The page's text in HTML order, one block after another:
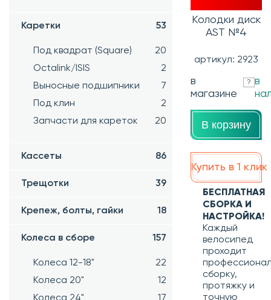
Каретки 53
Под квадрат (Square)
20
Octalink/ISIS
2
Выносные подшипники
7
Под клин
2
Запчасти для кареток
20
Кассеты 86
Трещотки 39
Крепеж, болты, гайки 18
Колеса в сборе 157
Колеса 12-18"
22
Колеса 20"
12
Колодки диск
AST №4
артикул: 2923
в
магазине
? в
В корзину
Купить в 1 клик
БЕСПЛАТНАЯ
СБОРКА И
НАСТРОЙКА!
Каждый
велосипед
проходит
сборку,
протяжку и
точную